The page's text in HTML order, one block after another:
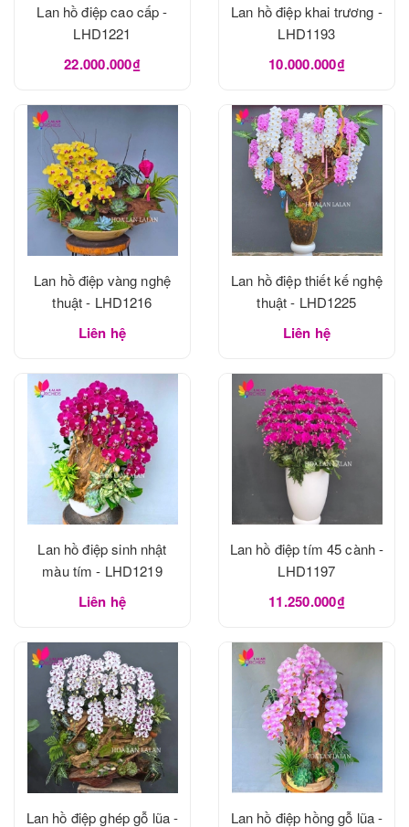
Lan hồ điệp cao cấp -
LHD1221
22.000.000₫
Lan hồ điệp khai trương -
LHD1193
10.000.000₫
Lan hồ điệp vàng nghệ
thuật - LHD1216
Liên hệ
Lan hồ điệp thiết kế nghệ
thuật - LHD1225
Liên hệ
Lan hồ điệp sinh nhật
màu tím - LHD1219
Liên hệ
Lan hồ điệp tím 45 cành -
LHD1197
11.250.000₫
Lan hồ điệp ghép gỗ lũa - Lan hồ điệp hồng gỗ lũa -